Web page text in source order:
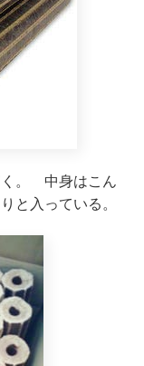
く。 中身はこん
と入っている。